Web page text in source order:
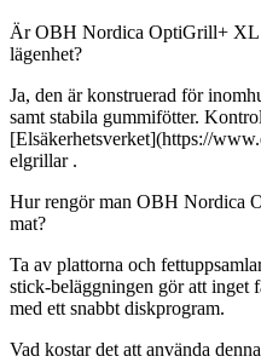
Är OBH Nordica OptiGrill+ XL
lägenhet?
Ja, den är konstruerad för
samt stabila gummifötter.
[Elsäkerhetsverket](https://
elgrillar .
Hur rengör man OBH Nordica
mat?
Ta av plattorna och
stick-beläggningen gör att inget
med ett snabbt diskprogram.
Vad kostar det att använda